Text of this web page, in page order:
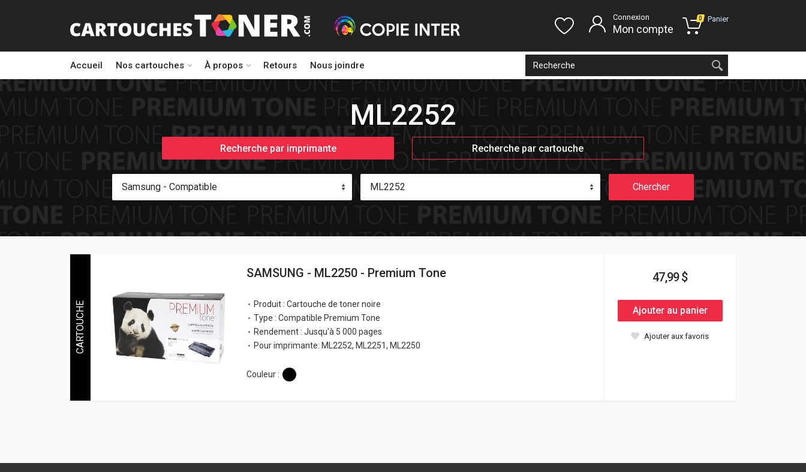
Accueil Nos cartouches À propos Retours Nous joindre
Connexion
Mon compte
0 Panier
ML2252
Recherche par imprimante Recherche par cartouche
Samsung - Compatible ML2252 Chercher
CARTOUCHE
SAMSUNG - ML2250 - Premium Tone
Produit : Cartouche de toner noire
Type : Compatible Premium Tone
Rendement : Jusqu'à 5 000 pages
Pour imprimante: ML2252, ML2251, ML2250
Couleur :
47,99 $
Ajouter au panier
Ajouter aux favoris